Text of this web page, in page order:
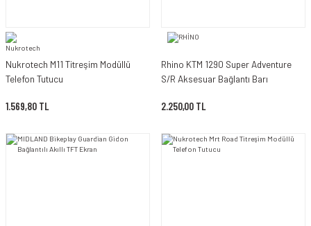
Nukrotech M11 Titreşim Modüllü
Telefon Tutucu
1.569,80 TL
Rhino KTM 1290 Super Adventure
S/R Aksesuar Bağlantı Barı
2.250,00 TL